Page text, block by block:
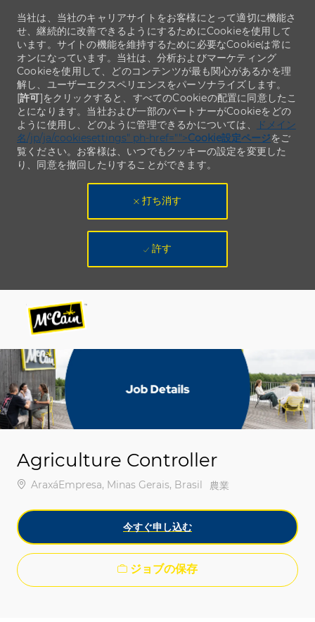
-
-
当社は、当社のキャリアサイトをお客様にとって適切に機能さ
せ、継続的に改善できるようにするためにCookieを使用して
います。サイトの機能を維持するために必要なCookieは常に
オンになっています。当社は、分析およびマーケティング
Cookieを使用して、どのコンテンツが最も関心があるかを理
解し、ユーザーエクスペリエンスをパーソナライズします。
[許可]をクリックすると、すべてのCookieの配置に同意したこ
とになります。当社および一部のパートナーがCookieをどの
ように使用し、どのように管理できるかについては、
ドメイン
名/jp/ja/cookiesettings" ph-href="">Cookie設定ページをご
覧ください。お客様は、いつでもクッキーの設定を変更した
り、同意を撤回したりすることができます。
打ち消す
許す
Agriculture Controller
場所AraxáEmpresa, Minas Gerais, Brasil カテゴリ
農業
今すぐ申し込む
ジョブの保存